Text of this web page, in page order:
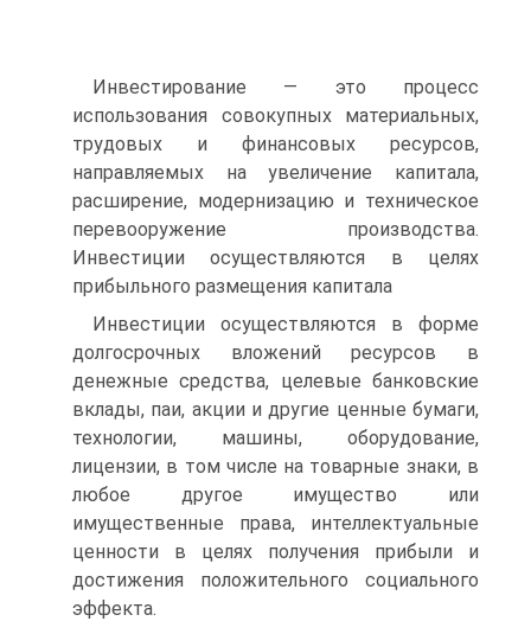
Инвестирование — это процесс
использования совокупных ма­териальных,
трудовых и финансовых ресурсов,
направляемых на увеличение капитала,
расширение, модернизацию и техническое
перевооружение производства.
Инвестиции осуществляются в целях
прибыльного размещения капитала
Инвестиции осуществляются в форме
долгосрочных вложений ресурсов в
денежные средства, целевые банковские
вклады, паи, акции и другие ценные бумаги,
технологии, машины, оборудова­ние,
лицензии, в том числе на товарные знаки, в
любое другое имущество или
имущественные права, интеллектуальные
ценности в целях получения прибыли и
достижения положительного соци­ального
эффекта.